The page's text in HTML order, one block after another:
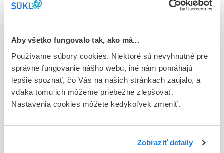
Aby všetko fungovalo tak, ako má...
Používame súbory cookies. Niektoré sú nevyhnutné pre
správne fungovanie nášho webu, iné nám pomáhajú
lepšie spoznať, čo Vás na našich stránkach zaujalo, a
vďaka tomu ich môžeme priebežne zlepšovať.
Nastavenia cookies môžete kedykoľvek zmeniť.
Zobraziť detaily
Typ registračnej procedúry
Národná
Držiteľ, krajina
BOIRON, Francúzsko
Indikačná skupina
93 - HOMEOPATICA
ATC